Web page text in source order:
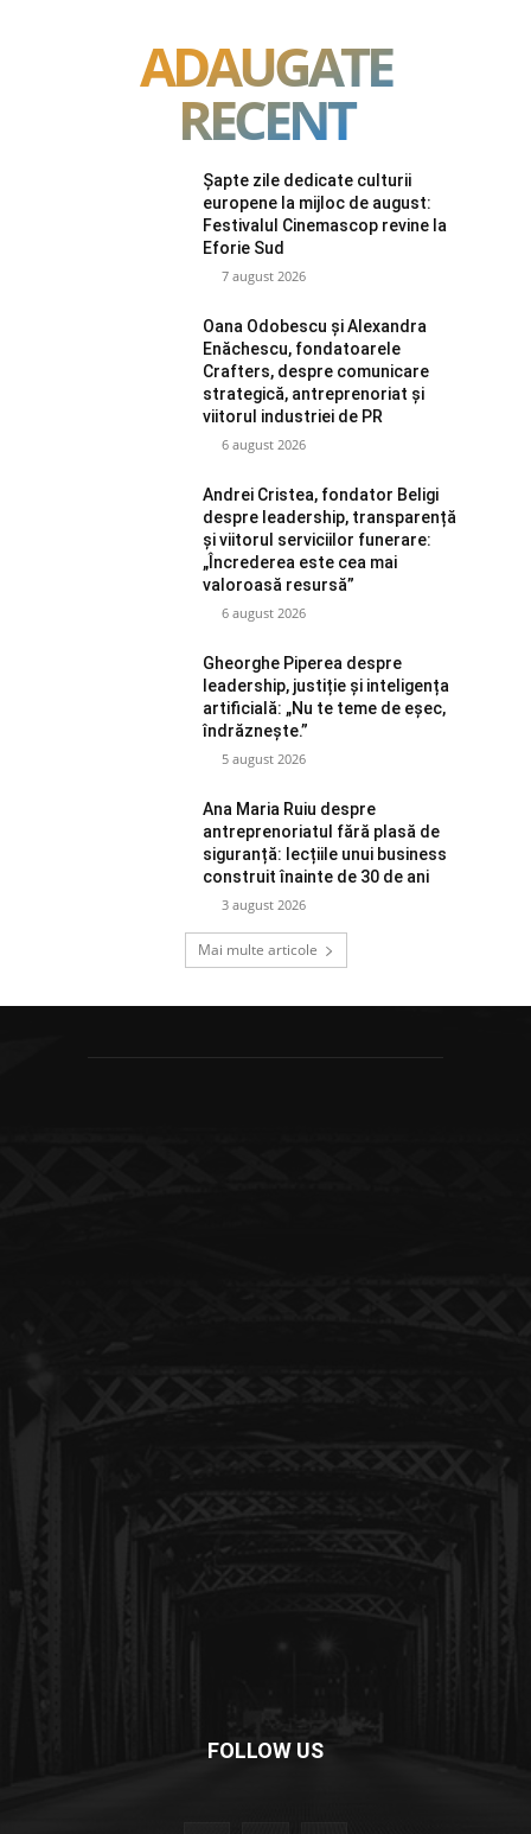
ADAUGATE
RECENT
Șapte zile dedicate culturii
europene la mijloc de august:
Festivalul Cinemascop revine la
Eforie Sud
7 august 2026
Oana Odobescu și Alexandra
Enăchescu, fondatoarele
Crafters, despre comunicare
strategică, antreprenoriat și
viitorul industriei de PR
6 august 2026
Andrei Cristea, fondator Beligi
despre leadership, transparență
și viitorul serviciilor funerare:
„Încrederea este cea mai
valoroasă resursă”
6 august 2026
Gheorghe Piperea despre
leadership, justiție și inteligența
artificială: „Nu te teme de eșec,
îndrăznește.”
5 august 2026
Ana Maria Ruiu despre
antreprenoriatul fără plasă de
siguranță: lecțiile unui business
construit înainte de 30 de ani
3 august 2026
Mai multe articole
FOLLOW US